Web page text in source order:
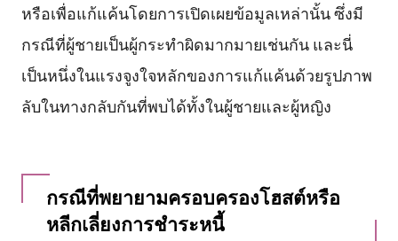
หรือเพื่อแก้แค้นโดยการเปิดเผยข้อมูลเหล่านั้น ซึ่งมี
กรณีที่ผู้ชายเป็นผู้กระทำผิดมากมายเช่นกัน และนี่
เป็นหนึ่งในแรงจูงใจหลักของการแก้แค้นด้วยรูปภาพ
ลับในทางกลับกันที่พบได้ทั้งในผู้ชายและผู้หญิง
กรณีที่พยายามครอบครองโฮสต์หรือ
หลีกเลี่ยงการชำระหนี้